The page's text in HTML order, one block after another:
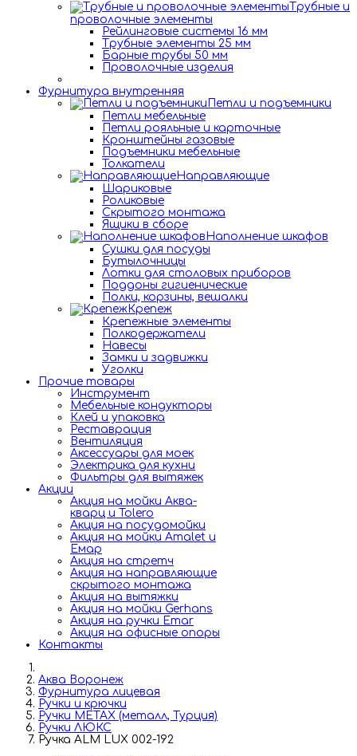
Трубные и
проволочные элементы
Рейлинговые системы 16 мм
Трубные элементы 25 мм
Барные трубы 50 мм
Проволочные изделия
Фурнитура внутренняя
Петли и подъемники
Петли мебельные
Петли рояльные и карточные
Кронштейны газовые
Подъемники мебельные
Толкатели
Направляющие
Шариковые
Роликовые
Скрытого монтажа
Ящики в сборе
Наполнение шкафов
Сушки для посуды
Бутылочницы
Лотки для столовых приборов
Поддоны гигиенические
Полки, корзины, вешалки
Крепеж
Крепежные элементы
Полкодержатели
Навесы
Замки и задвижки
Уголки
Прочие товары
Инструмент
Мебельные кондукторы
Клей и упаковка
Реставрация
Вентиляция
Аксессуары для моек
Электрика для кухни
Фильтры для вытяжек
Акции
Акция на мойки Аква-
кварц и Tolero
Акция на посудомойки
Акция на мойки Amalet и
Емар
Акция на стретч
Акция на направляющие
скрытого монтажа
Акция на вытяжки
Акция на мойки Gerhans
Акция на ручки Emar
Акция на офисные опоры
Контакты
Аква Воронеж
Фурнитура лицевая
Ручки и крючки
Ручки METAX (металл, Турция)
Ручки ЛЮКС
Ручка ALM LUX 002-192